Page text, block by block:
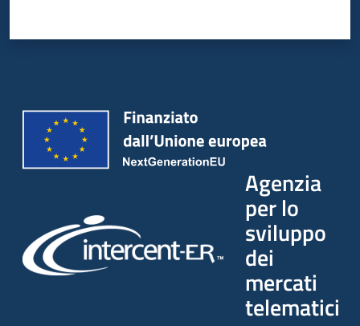
Agenzia
per lo
sviluppo
dei
mercati
telematici